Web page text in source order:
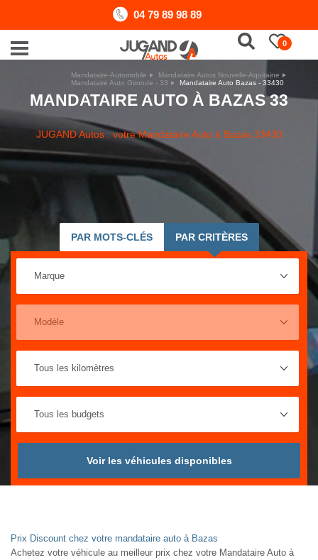
04 79 89 98 89
0
Mandataire-Automobile
Mandataire Autos Nouvelle-Aquitaine
Mandataire Auto Gironde - 33
Mandataire Auto Bazas - 33430
MANDATAIRE AUTO À BAZAS 33
JUGAND Autos : votre Mandataire Auto à Bazas 33430
PAR MOTS-CLÉS PAR CRITÈRES
Voir les véhicules disponibles
Prix Discount chez votre mandataire auto à Bazas
Achetez votre véhicule au meilleur prix chez votre Mandataire Auto à